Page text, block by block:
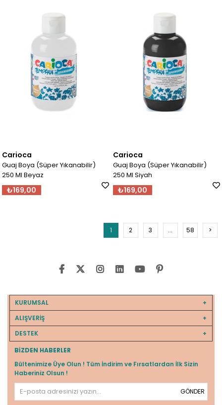
Carioca
Guaj Boya (Süper Yıkanabilir)
250 Ml Beyaz
₺169,00
Carioca
Guaj Boya (Süper Yıkanabilir)
250 Ml Siyah
₺169,00
1 2 3 ... 58 >
KURUMSAL
ALIŞVERİŞ
DESTEK
BIZDEN HABERLER
Bültenimize Üye Olun ! Tüm İndirim ve Fırsatlardan İlk Sizin
Haberiniz Olsun !
GÖNDER